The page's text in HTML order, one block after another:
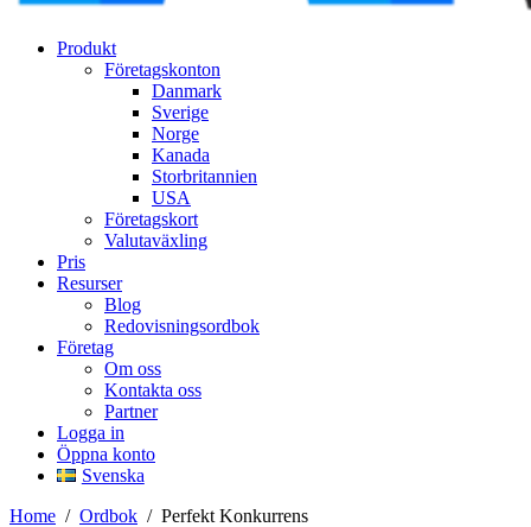
Produkt
Företagskonton
Danmark
Sverige
Norge
Kanada
Storbritannien
USA
Företagskort
Valutaväxling
Pris
Resurser
Blog
Redovisningsordbok
Företag
Om oss
Kontakta oss
Partner
Logga in
Öppna konto
Svenska
Home / Ordbok / Perfekt Konkurrens